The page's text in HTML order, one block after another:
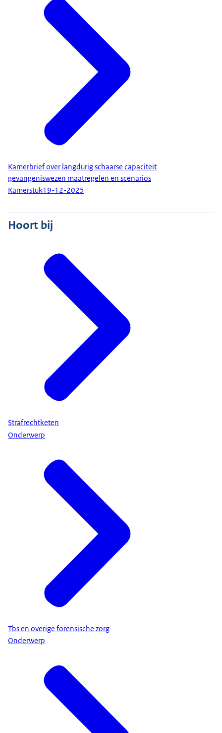
Kamerbrief over langdurig schaarse capaciteit
gevangeniswezen maatregelen en scenarios
Kamerstuk19-12-2025
Hoort bij
Strafrechtketen
Onderwerp
Tbs en overige forensische zorg
Onderwerp